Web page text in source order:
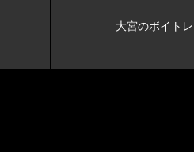
大宮のボイト